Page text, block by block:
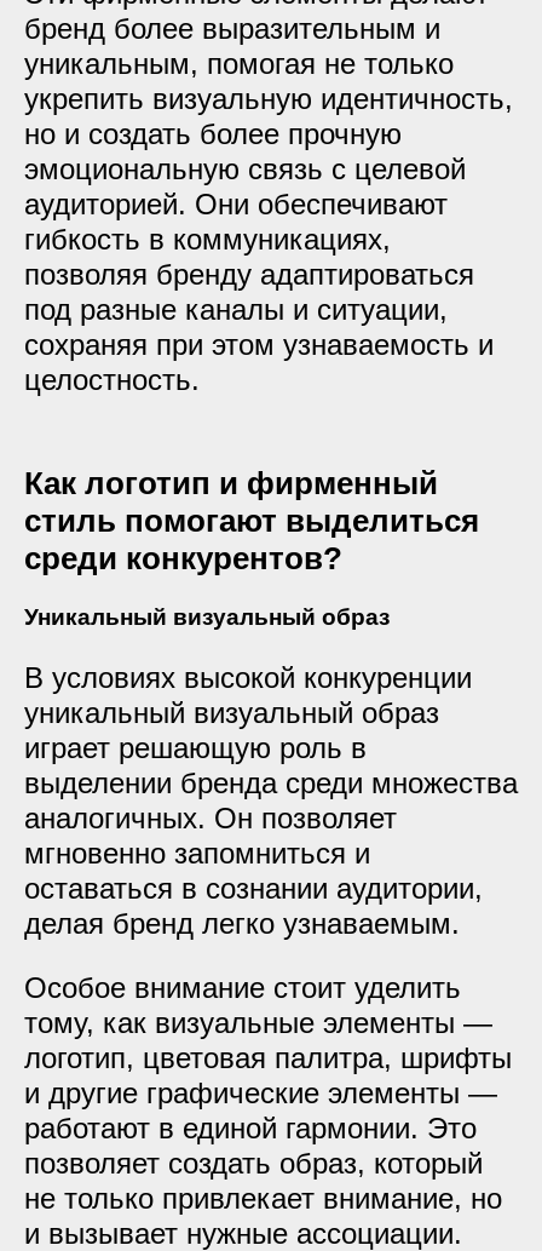
бренд более выразительным и
уникальным, помогая не только
укрепить визуальную идентичность,
но и создать более прочную
эмоциональную связь с целевой
аудиторией. Они обеспечивают
гибкость в коммуникациях,
позволяя бренду адаптироваться
под разные каналы и ситуации,
сохраняя при этом узнаваемость и
целостность.
Как логотип и фирменный
стиль помогают выделиться
среди конкурентов?
Уникальный визуальный образ
В условиях высокой конкуренции
уникальный визуальный образ
играет решающую роль в
выделении бренда среди множества
аналогичных. Он позволяет
мгновенно запомниться и
оставаться в сознании аудитории,
делая бренд легко узнаваемым.
Особое внимание стоит уделить
тому, как визуальные элементы —
логотип, цветовая палитра, шрифты
и другие графические элементы —
работают в единой гармонии. Это
позволяет создать образ, который
не только привлекает внимание, но
и вызывает нужные ассоциации.